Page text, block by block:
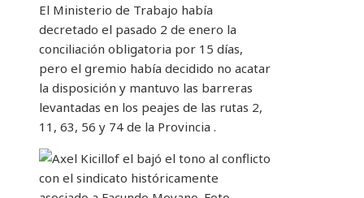
El Ministerio de Trabajo había
decretado el pasado 2 de enero la
conciliación obligatoria por 15 días,
pero el gremio había decidido no acatar
la disposición y mantuvo las barreras
levantadas en los peajes de las rutas 2,
11, 63, 56 y 74 de la Provincia .